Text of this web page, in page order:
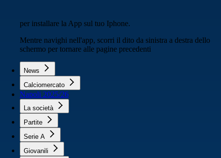
per installare la App sul tuo Iphone.
Mentre navighi nell'app, scorri il dito da sinistra a destra dello
schermo per tornare alle pagine precedenti
News
Calciomercato
Napoli 2025/26
La società
Partite
Serie A
Giovanili